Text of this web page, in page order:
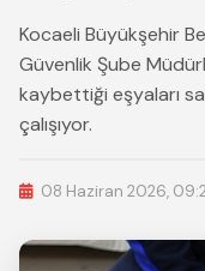
Kocaeli Büyükşehir
Güvenlik Şube
kaybettiği eşyaları
çalışıyor.
08 Haziran 2026,